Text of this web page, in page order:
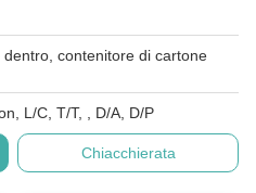
dentro, contenitore di cartone
L/C, T/T, , D/A, D/P
Chiacchierata